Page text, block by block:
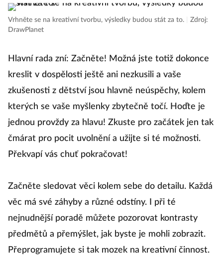
Vrhněte se na kreativní tvorbu, výsledky budou stát za to.
Zdroj:
DrawPlanet
Hlavní rada zní: Začněte! Možná jste totiž dokonce
kreslit v dospělosti ještě ani nezkusili a vaše
zkušenosti z dětství jsou hlavně neúspěchy, kolem
kterých se vaše myšlenky zbytečně točí. Hoďte je
jednou provždy za hlavu! Zkuste pro začátek jen tak
čmárat pro pocit uvolnění a užijte si té možnosti.
Překvapí vás chuť pokračovat!
Začněte sledovat věci kolem sebe do detailu. Každá
věc má své záhyby a různé odstíny. I při té
nejnudnější poradě můžete pozorovat kontrasty
předmětů a přemýšlet, jak byste je mohli zobrazit.
Přeprogramujete si tak mozek na kreativní činnost.